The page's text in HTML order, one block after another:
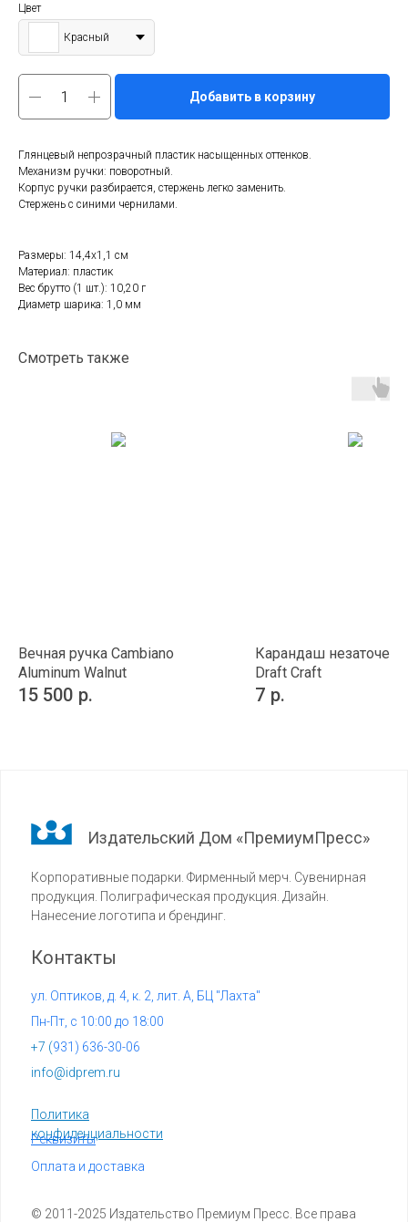
Цвет
Красный
Добавить в корзину
Глянцевый непрозрачный пластик насыщенных оттенков.
Механизм ручки: поворотный.
Корпус ручки разбирается, стержень легко заменить.
Стержень с синими чернилами.
Размеры: 14,4х1,1 см
Материал: пластик
Вес брутто (1 шт.): 10,20 г
Диаметр шарика: 1,0 мм
Смотреть также
Вечная ручка Cambiano
Aluminum Walnut
15 500 р.
Карандаш
Draft Craft
7 р.
© 2011-2025 Издательство Премиум Пресс. Все права
Издательский Дом «ПремиумПресс»
Корпоративные подарки. Фирменный мерч. Сувенирная
продукция. Полиграфическая продукция. Дизайн.
Нанесение логотипа и брендинг.
info@idprem.ru
Контакты
Политика
конфиденциальности
+7 (931) 636-30-06
Реквизиты
ул. Оптиков, д. 4, к. 2, лит. А, БЦ "Лахта"
Оплата и доставка
Пн-Пт, с 10:00 до 18:00